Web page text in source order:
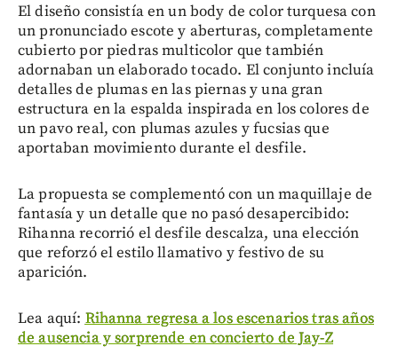
El diseño consistía en un body de color turquesa con
un pronunciado escote y aberturas, completamente
cubierto por piedras multicolor que también
adornaban un elaborado tocado. El conjunto incluía
detalles de plumas en las piernas y una gran
estructura en la espalda inspirada en los colores de
un pavo real, con plumas azules y fucsias que
aportaban movimiento durante el desfile.
La propuesta se complementó con un maquillaje de
fantasía y un detalle que no pasó desapercibido:
Rihanna recorrió el desfile descalza, una elección
que reforzó el estilo llamativo y festivo de su
aparición.
Lea aquí: Rihanna regresa a los escenarios tras años
de ausencia y sorprende en concierto de Jay-Z